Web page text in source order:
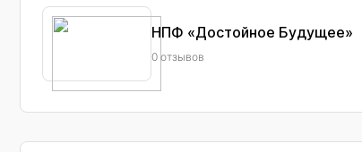
НПФ «Достойное Будущее»
0 отзывов